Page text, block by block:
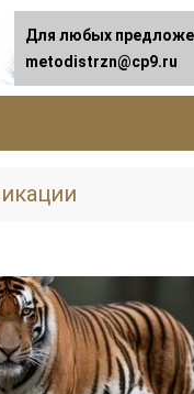
Для любых
metodistrzn@cp9.ru